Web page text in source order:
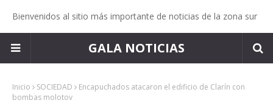
Bienvenidos al sitio más importante de noticias de la zona sur
GALA NOTICIAS
Inicio SOCIEDAD
Encapuchados atacaron el edificio de Clarín con
bombas molotov